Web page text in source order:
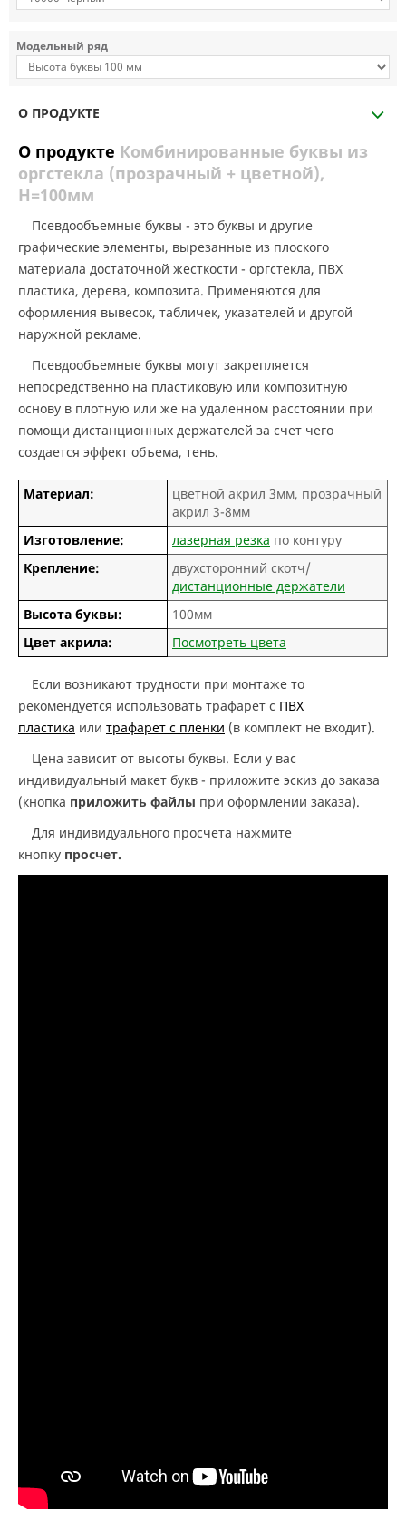
Модельный ряд
О ПРОДУКТЕ
О продукте Комбинированные буквы из
оргстекла (прозрачный + цветной),
H=100мм
Псевдообъемные буквы - это буквы и другие
графические элементы, вырезанные из плоского
материала достаточной жесткости - оргстекла, ПВХ
пластика, дерева, композита. Применяются для
оформления вывесок, табличек, указателей и другой
наружной рекламе.
Псевдообъемные буквы могут закрепляется
непосредственно на пластиковую или композитную
основу в плотную или же на удаленном расстоянии при
помощи дистанционных держателей за счет чего
создается эффект объема, тень.
Материал:
цветной акрил 3мм, прозрачный
акрил 3-8мм
Изготовление:
лазерная резка по контуру
Крепление:
двухсторонний скотч/
дистанционные держатели
Высота буквы:
100мм
Цвет акрила:
Посмотреть цвета
Если возникают трудности при монтаже то
рекомендуется использовать трафарет с ПВХ
пластика или трафарет с пленки (в комплект не входит).
Цена зависит от высоты буквы. Если у вас
индивидуальный макет букв - приложите эскиз до заказа
(кнопка приложить файлы при оформлении заказа).
Для индивидуального просчета нажмите
кнопку просчет.